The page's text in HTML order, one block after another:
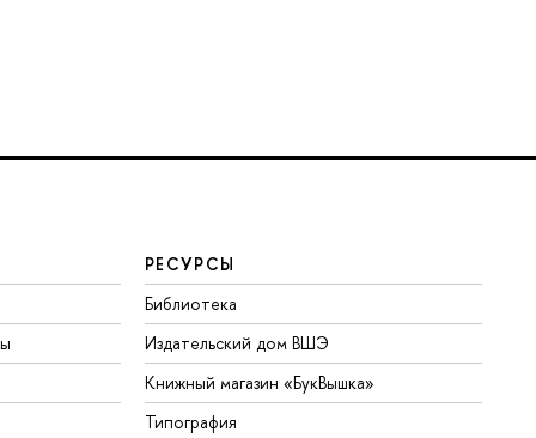
РЕСУРСЫ
Библиотека
Издательский дом ВШЭ
Книжный магазин «БукВышка»
Типография